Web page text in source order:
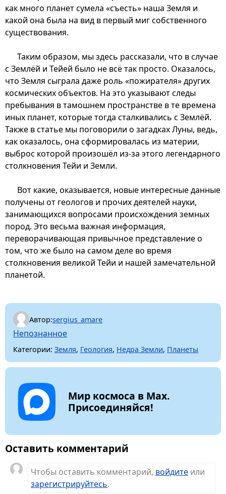
как много планет сумела «съесть» наша Земля и
какой она была на вид в первый миг собственного
существования.
Таким образом, мы здесь рассказали, что в случае
с Землёй и Тейей было не всё так просто. Оказалось,
что Земля сыграла даже роль «пожирателя» других
космических объектов. На это указывают следы
пребывания в тамошнем пространстве в те времена
иных планет, которые тогда сталкивались с Землёй.
Также в статье мы поговорили о загадках Луны, ведь,
как оказалось, она сформировалась из материи,
выброс которой произошёл из-за этого легендарного
столкновения Тейи и Земли.
Вот какие, оказывается, новые интересные данные
получены от геологов и прочих деятелей науки,
занимающихся вопросами происхождения земных
пород. Это весьма важная информация,
переворачивающая привычное представление о
том, что же было на самом деле во время
столкновения великой Тейи и нашей замечательной
планетой.
Автор:sergius_amare
Непознанное
Категории: Земля, Геология, Недра Земли, Планеты
Мир космоса в Max.
Присоединяйся!
Оставить комментарий
Чтобы оставить комментарий, войдите или
зарегистрируйтесь.